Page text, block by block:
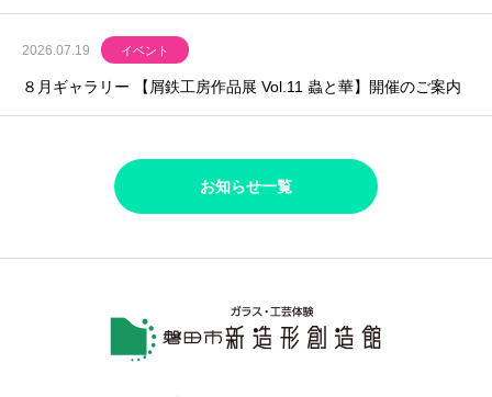
2026.07.19 イベント
８月ギャラリー 【屑鉄工房作品展 Vol.11 蟲と華】開催のご案内
お知らせ一覧